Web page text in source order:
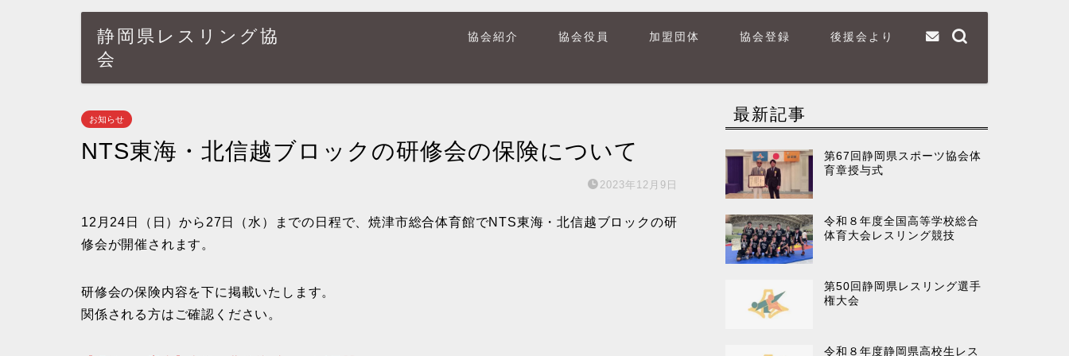
静岡県レスリング協
会
協会紹介 協会役員 加盟団体 協会登録 後援会より
お知らせ
NTS東海・北信越ブロックの研修会の保険について
2023年12月9日
12月24日（日）から27日（水）までの日程で、焼津市総合体育館でNTS東海・北信越ブロックの研
修会が開催されます。
研修会の保険内容を下に掲載いたします。
関係される方はご確認ください。
最新記事
第67回静岡県スポーツ協会体
育章授与式
令和８年度全国高等学校総合
体育大会レスリング競技
第50回静岡県レスリング選手
権大会
令和８年度静岡県高校生レス